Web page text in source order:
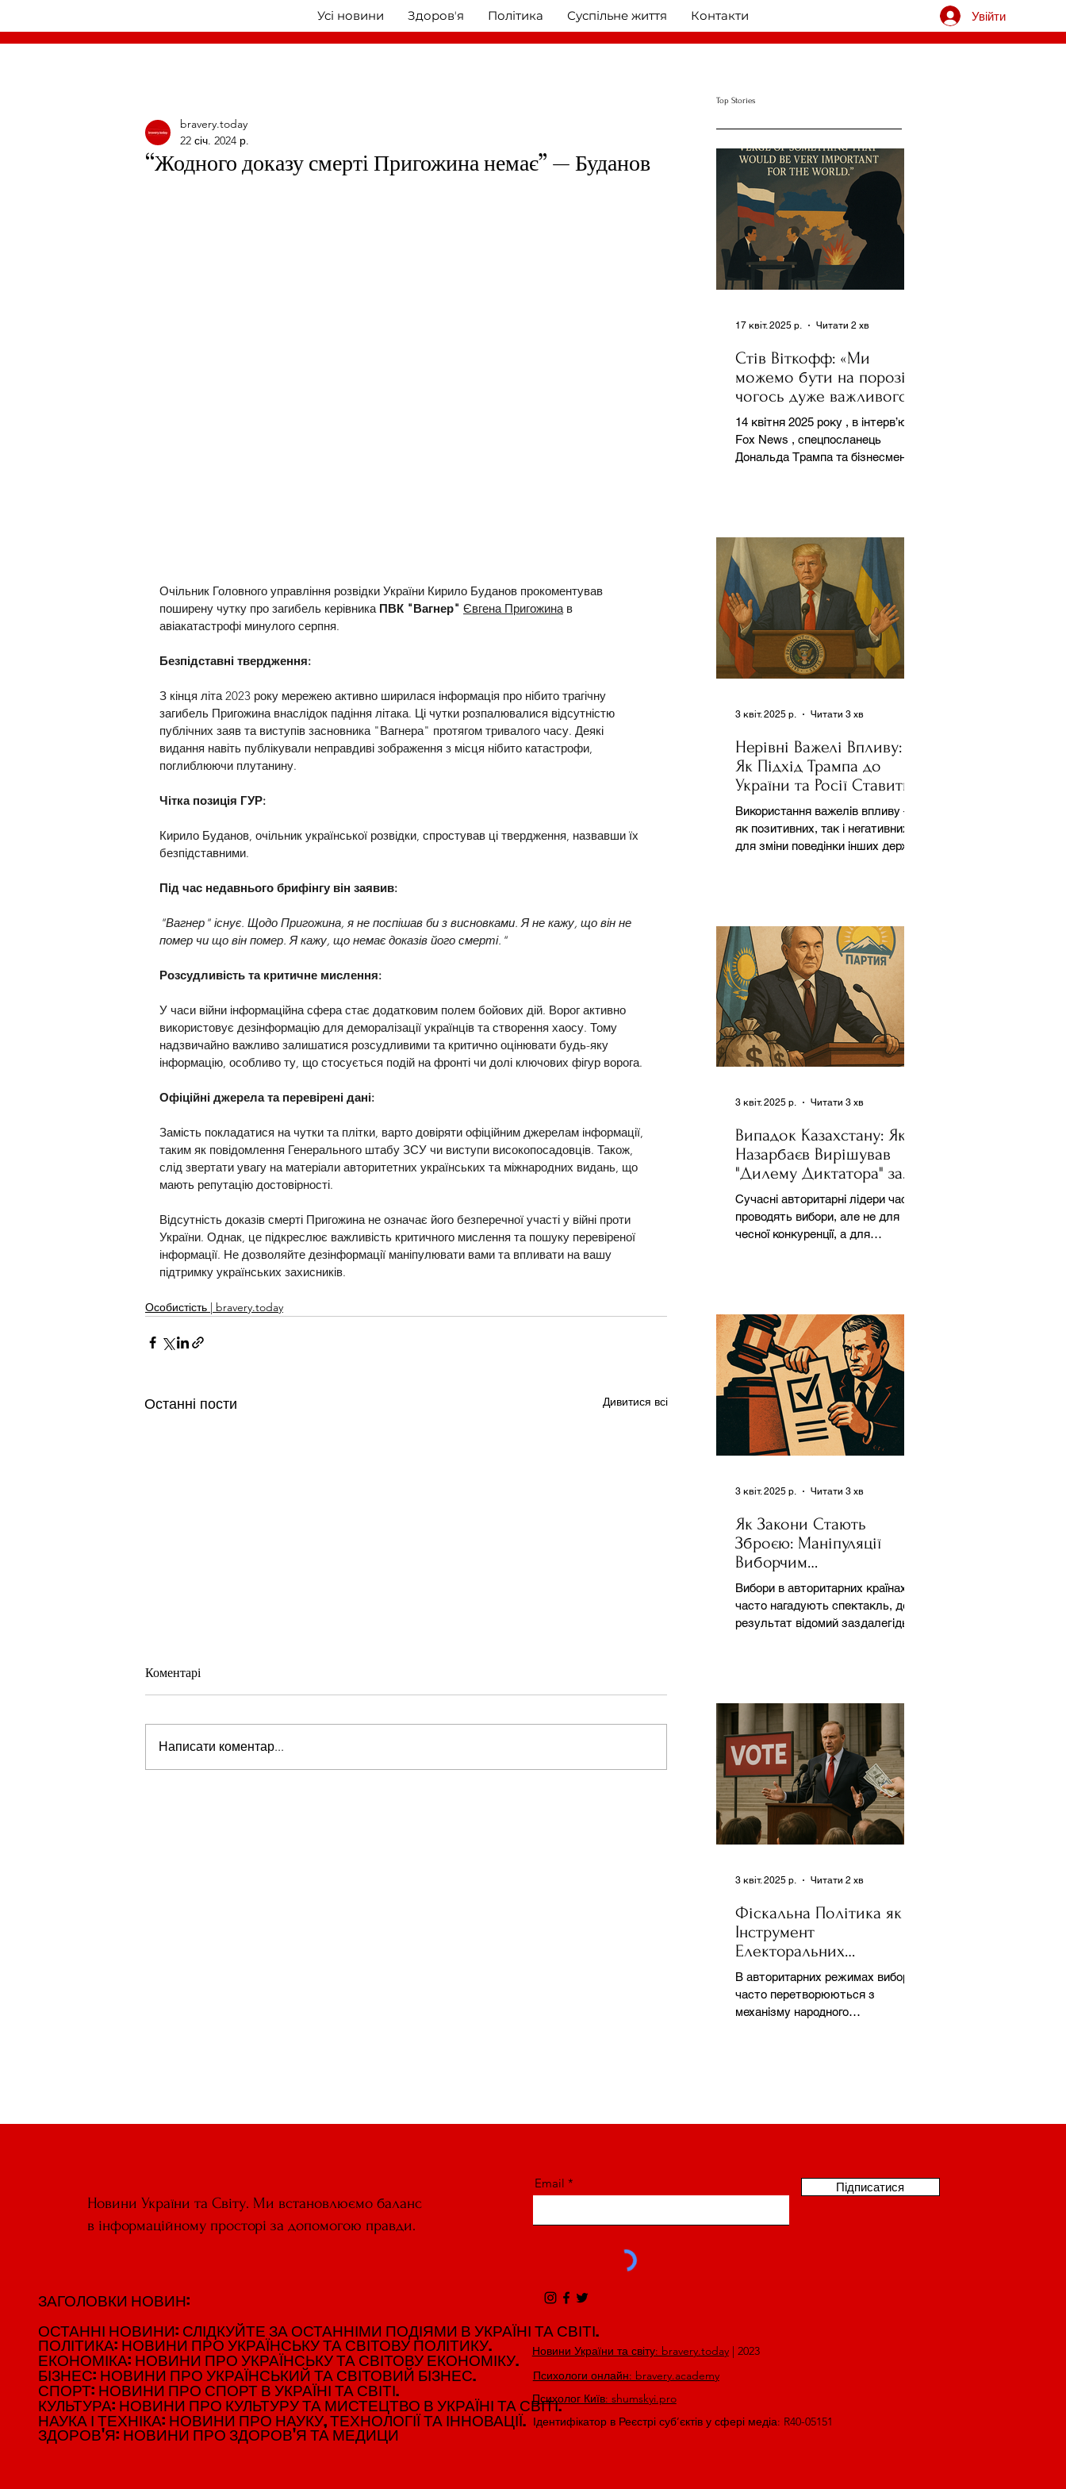
Усі новини Здоровʼя Політика Суспільне життя Контакти Увійти
“Жодного доказу смерті Пригожина немає” — Буданов
bravery.today
22 січ. 2024 р.
Очільник Головного управління розвідки України Кирило Буданов прокоментував
поширену чутку про загибель керівника ПВК "Вагнер" Євгена Пригожина в
авіакатастрофі минулого серпня.
Безпідставні твердження:
З кінця літа 2023 року мережею активно ширилася інформація про нібито трагічну
загибель Пригожина внаслідок падіння літака. Ці чутки розпалювалися відсутністю
публічних заяв та виступів засновника "Вагнера" протягом тривалого часу. Деякі
видання навіть публікували неправдиві зображення з місця нібито катастрофи,
поглиблюючи плутанину.
Чітка позиція ГУР:
Кирило Буданов, очільник української розвідки, спростував ці твердження, назвавши їх
безпідставними.
Під час недавнього брифінгу він заявив:
"Вагнер" існує. Щодо Пригожина, я не поспішав би з висновками. Я не кажу, що він не
помер чи що він помер. Я кажу, що немає доказів його смерті."
Розсудливість та критичне мислення:
У часи війни інформаційна сфера стає додатковим полем бойових дій. Ворог активно
використовує дезінформацію для деморалізації українців та створення хаосу. Тому
надзвичайно важливо залишатися розсудливими та критично оцінювати будь-яку
інформацію, особливо ту, що стосується подій на фронті чи долі ключових фігур ворога.
Офіційні джерела та перевірені дані:
Замість покладатися на чутки та плітки, варто довіряти офіційним джерелам інформації,
таким як повідомлення Генерального штабу ЗСУ чи виступи високопосадовців. Також,
слід звертати увагу на матеріали авторитетних українських та міжнародних видань, що
мають репутацію достовірності.
Відсутність доказів смерті Пригожина не означає його безперечної участі у війні проти
України. Однак, це підкреслює важливість критичного мислення та пошуку перевіреної
інформації. Не дозволяйте дезінформації маніпулювати вами та впливати на вашу
підтримку українських захисників.
Особистість | bravery.today
Останні пости Дивитися всі
Коментарі
Написати коментар...
Top Stories
Стів Віткофф: «Ми
можемо бути на порозі
чогось дуже важливого
для світу» — але що це
означає?
14 квітня 2025 року , в інтерв’ю на
Fox News , спецпосланець
Дональда Трампа та бізнесмен
17 квіт. 2025 р. Читати 2 хв
Нерівні Важелі Впливу:
Як Підхід Трампа до
України та Росії Ставить
під Сумнів Американську
Держполітику
Використання важелів впливу –
як позитивних, так і негативних –
для зміни поведінки інших держав
3 квіт. 2025 р. Читати 3 хв
Випадок Казахстану: Як
Назарбаєв Вирішував
"Дилему Диктатора" за
Допомогою Ресурсів та
Партії
Сучасні авторитарні лідери часто
проводять вибори, але не для
чесної конкуренції, а для
3 квіт. 2025 р. Читати 3 хв
Як Закони Стають
Зброєю: Маніпуляції
Виборчим
Законодавством в
Автократіях
Вибори в авторитарних країнах
часто нагадують спектакль, де
результат відомий заздалегідь.
3 квіт. 2025 р. Читати 3 хв
Фіскальна Політика як
Інструмент
Електоральних
Маніпуляцій в
Автократіях
В авторитарних режимах вибори
часто перетворюються з
механізму народного
3 квіт. 2025 р. Читати 2 хв
Новини України та Світу. Ми встановлюємо баланс
в інформаційному просторі за допомогою правди.
ЗАГОЛОВКИ НОВИН:
ОСТАННІ НОВИНИ: СЛІДКУЙТЕ ЗА ОСТАННІМИ ПОДІЯМИ В УКРАЇНІ ТА СВІТІ.
ПОЛІТИКА: НОВИНИ ПРО УКРАЇНСЬКУ ТА СВІТОВУ ПОЛІТИКУ.
ЕКОНОМІКА: НОВИНИ ПРО УКРАЇНСЬКУ ТА СВІТОВУ ЕКОНОМІКУ.
БІЗНЕС: НОВИНИ ПРО УКРАЇНСЬКИЙ ТА СВІТОВИЙ БІЗНЕС.
СПОРТ: НОВИНИ ПРО СПОРТ В УКРАЇНІ ТА СВІТІ.
КУЛЬТУРА: НОВИНИ ПРО КУЛЬТУРУ ТА МИСТЕЦТВО В УКРАЇНІ ТА СВІТІ.
НАУКА І ТЕХНІКА: НОВИНИ ПРО НАУКУ, ТЕХНОЛОГІЇ ТА ІННОВАЦІЇ.
ЗДОРОВ'Я: НОВИНИ ПРО ЗДОРОВ'Я ТА МЕДИЦИ
ЗАГОЛОВКИ НОВИН:
ОСТАННІ НОВИНИ: СЛІДКУЙТЕ ЗА ОСТАННІМИ ПОДІЯМИ В УКРАЇНІ ТА СВІТІ.
ПОЛІТИКА: НОВИНИ ПРО УКРАЇНСЬКУ ТА СВІТОВУ ПОЛІТИКУ.
ЕКОНОМІКА: НОВИНИ ПРО УКРАЇНСЬКУ ТА СВІТОВУ ЕКОНОМІКУ.
БІЗНЕС: НОВИНИ ПРО УКРАЇНСЬКИЙ ТА СВІТОВИЙ БІЗНЕС.
СПОРТ: НОВИНИ ПРО СПОРТ В УКРАЇНІ ТА СВІТІ.
КУЛЬТУРА: НОВИНИ ПРО КУЛЬТУРУ ТА МИСТЕЦТВО В УКРАЇНІ ТА СВІТІ.
НАУКА І ТЕХНІКА: НОВИНИ ПРО НАУКУ, ТЕХНОЛОГІЇ ТА ІННОВАЦІЇ.
ЗДОРОВ'Я: НОВИНИ ПРО ЗДОРОВ'Я ТА МЕДИЦИ
Email Підписатися
Новини України та світу: bravery.today| 2023
Психологи онлайн: bravery.academy
Психолог Київ: shumskyi.pro
Ідентифікатор в Реєстрі суб’єктів у сфері медіа: R40-05151